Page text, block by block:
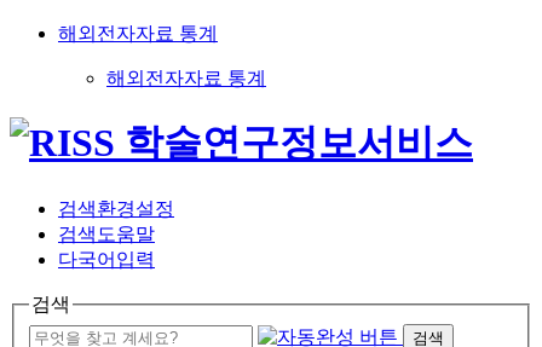
해외전자자료 통계
해외전자자료 통계
검색환경설정
검색도움말
다국어입력
검색
검색